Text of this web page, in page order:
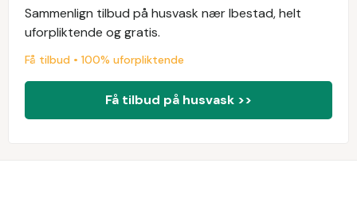
Sammenlign tilbud på husvask nær Ibestad, helt
uforpliktende og gratis.
Få tilbud • 100% uforpliktende
Få tilbud på husvask >>